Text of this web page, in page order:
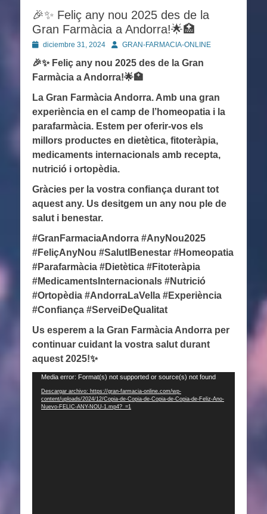
🎉✨ Feliç any nou 2025 des de la
Gran Farmàcia a Andorra!🌟🏥
Publicado
diciembre 31, 2024 AutorGRAN-FARMACIA-ONLINE
🎉✨Feliç any nou 2025 des de la Gran
Farmàcia a Andorra!🌟🏥
La Gran Farmàcia Andorra. Amb una gran
experiència en el camp de l’homeopatia i la
parafarmàcia. Estem per oferir-vos els
millors productes en dietètica, fitoteràpia,
medicaments internacionals amb recepta,
nutrició i ortopèdia.
Gràcies per la vostra confiança durant tot
aquest any. Us desitgem un any nou ple de
salut i benestar.
#GranFarmaciaAndorra #AnyNou2025
#FeliçAnyNou #SalutIBenestar #Homeopatia
#Parafarmàcia #Dietètica #Fitoteràpia
#MedicamentsInternacionals #Nutrició
#Ortopèdia #AndorraLaVella #Experiència
#Confiança #ServeiDeQualitat
Us esperem a la Gran Farmàcia Andorra per
continuar cuidant la vostra salut durant
aquest 2025!✨
Reproductor
vídeo
Media error: Format(s) not supported or source(s) not found
Descargar archivo: https://gran-farmacia-online.com/wp-
content/uploads/2024/12/Copia-de-Copia-de-Copia-de-Copia-de-Feliz-Ano-
Nuevo-FELIC-ANY-NOU-1.mp4?_=1